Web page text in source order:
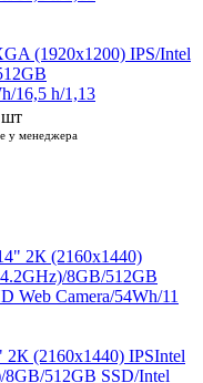
(1920x1200) IPS/Intel
16,5 h/1,13
у менеджера
2К (2160x1440) IPSIntel
8GB/512GB SSD/Intel